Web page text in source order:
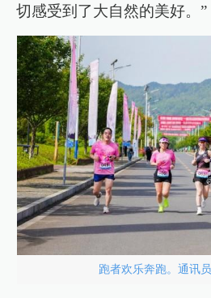
切感受到了大自然的美好。”
跑者欢乐奔跑。通讯